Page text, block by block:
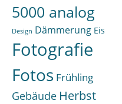
5000 analog
Design Dämmerung Eis
Fotografie
Fotos Frühling
Gebäude Herbst